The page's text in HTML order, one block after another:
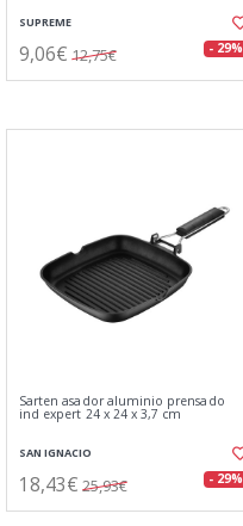
SUPREME
9,06€ 12,75€ - 29%
Sarten asador aluminio prensado
ind expert 24 x 24 x 3,7 cm
SAN IGNACIO
18,43€ 25,93€ - 29%